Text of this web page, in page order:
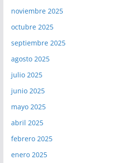
noviembre 2025
octubre 2025
septiembre 2025
agosto 2025
julio 2025
junio 2025
mayo 2025
abril 2025
febrero 2025
enero 2025